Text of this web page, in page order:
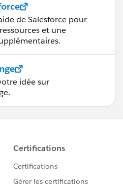
de Salesforce pour
et une
idée sur